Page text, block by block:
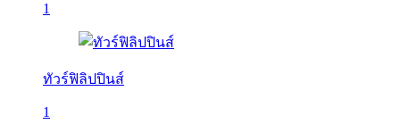
1
ทัวร์ฟิลิปปินส์
1